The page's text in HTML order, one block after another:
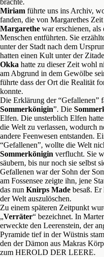
brachte.
Miriam führte uns ins Archiv,
fanden, die von Margarethes
Margarethe war erschienen,
Menschen entführten. Sie
unter der Stadt nach dem
hatten einen Kult unter der
Okka hatte zu dieser Zeit wohl
am Abgrund in dem Gewölbe
führte dass der Ort die Realität
konnte.
Die Erklärung der “Gefallenen”
Sommerkönigin”. Die
Elfen. Die unsterblich Elfen
die Welt zu verlassen, wodurch
andere Feenwesen entstanden.
“Gefallenen”, wollte die Welt
Sommerkönigin verflucht. Sie
säubern, bis nur noch sie selbst
Gefallenen war der Sohn der
am Fossensee zeigte ihn, jene
das nun Knirps Made besaß.
der Welt auszulöschen.
Zu einem späteren Zeitpunkt
„Verräter“ bezeichnet. In
erweckte den Leerenstein, der
Pyramide tief in der Wüstnis
den der Dämon aus Makras
zum HEROLD DER LEERE.